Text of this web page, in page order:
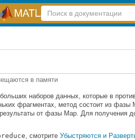
Справка
по
в памяти
наборов данных, которые в
фрагментах, метод состоит из
от фазы Map. Для получения
, смотрите Убыстряются и